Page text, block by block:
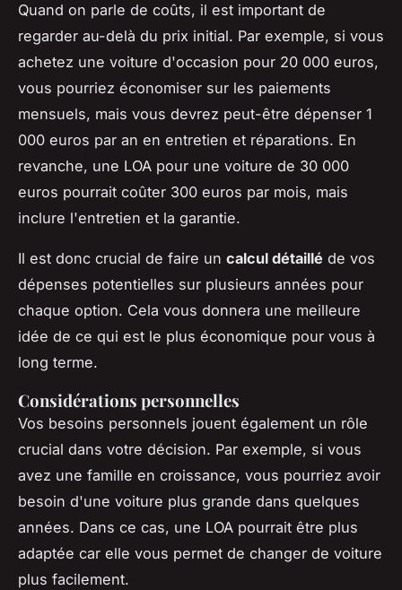
Quand on parle de coûts, il est important de
regarder au-delà du prix initial. Par exemple, si vous
achetez une voiture d'occasion pour 20 000 euros,
vous pourriez économiser sur les paiements
mensuels, mais vous devrez peut-être dépenser 1
000 euros par an en entretien et réparations. En
revanche, une LOA pour une voiture de 30 000
euros pourrait coûter 300 euros par mois, mais
inclure l'entretien et la garantie.
Il est donc crucial de faire un calcul détaillé de vos
dépenses potentielles sur plusieurs années pour
chaque option. Cela vous donnera une meilleure
idée de ce qui est le plus économique pour vous à
long terme.
Considérations personnelles
Vos besoins personnels jouent également un rôle
crucial dans votre décision. Par exemple, si vous
avez une famille en croissance, vous pourriez avoir
besoin d'une voiture plus grande dans quelques
années. Dans ce cas, une LOA pourrait être plus
adaptée car elle vous permet de changer de voiture
plus facilement.